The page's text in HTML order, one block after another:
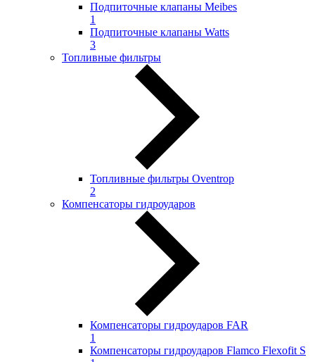
Подпиточные клапаны Meibes
1
Подпиточные клапаны Watts
3
Топливные фильтры
Топливные фильтры Oventrop
2
Компенсаторы гидроударов
Компенсаторы гидроударов FAR
1
Компенсаторы гидроударов Flamco Flexofit S